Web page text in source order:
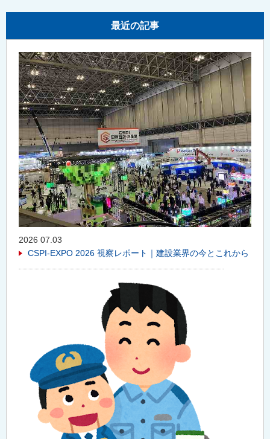
最近の記事
2026 07.03
CSPI-EXPO 2026 視察レポート｜建設業界の今とこれから